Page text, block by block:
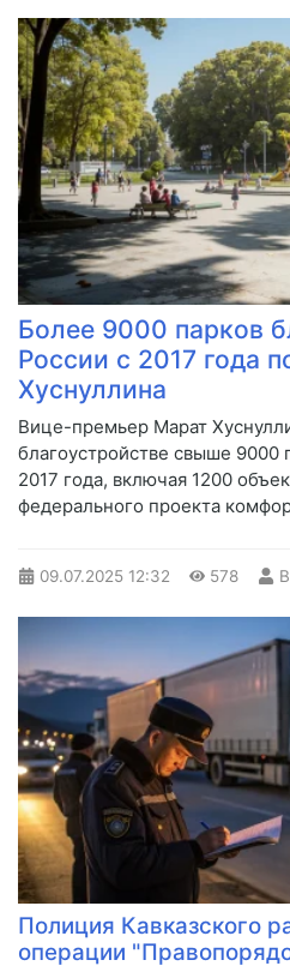
Более 9000 парков
России с 2017 года
Хуснуллина
Вице-премьер Марат
благоустройстве свыше 9000
2017 года, включая 1200
федерального проекта
09.07.2025 12:32 578
Полиция Кавказского
операции